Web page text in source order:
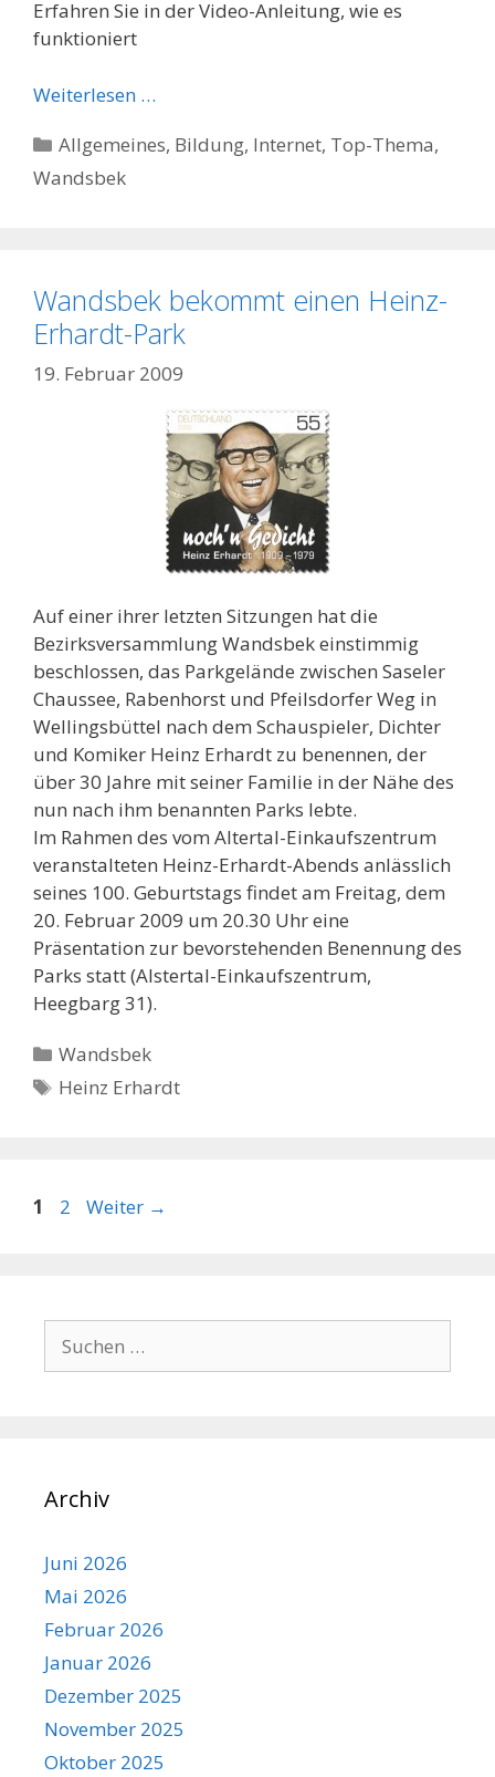
Erfahren Sie in der Video-Anleitung, wie es
funktioniert
Weiterlesen …
Kategorien
Allgemeines, Bildung, Internet, Top-Thema,
Wandsbek
Wandsbek bekommt einen Heinz-
Erhardt-Park
19. Februar 2009
Auf einer ihrer letzten Sitzungen hat die
Bezirksversammlung Wandsbek einstimmig
beschlossen, das Parkgelände zwischen Saseler
Chaussee, Rabenhorst und Pfeilsdorfer Weg in
Wellingsbüttel nach dem Schauspieler, Dichter
und Komiker Heinz Erhardt zu benennen, der
über 30 Jahre mit seiner Familie in der Nähe des
nun nach ihm benannten Parks lebte.
Im Rahmen des vom Altertal-Einkaufszentrum
veranstalteten Heinz-Erhardt-Abends anlässlich
seines 100. Geburtstags findet am Freitag, dem
20. Februar 2009 um 20.30 Uhr eine
Präsentation zur bevorstehenden Benennung des
Parks statt (Alstertal-Einkaufszentrum,
Heegbarg 31).
Kategorien
Wandsbek
Schlagwörter
Heinz Erhardt
Seite
1 Seite
2 Weiter →
nach:
Archiv
Juni 2026
Mai 2026
Februar 2026
Januar 2026
Dezember 2025
November 2025
Oktober 2025